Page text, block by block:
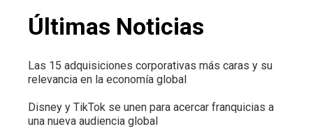
Últimas Noticias
Las 15 adquisiciones corporativas más caras y su
relevancia en la economía global
Disney y TikTok se unen para acercar franquicias a
una nueva audiencia global